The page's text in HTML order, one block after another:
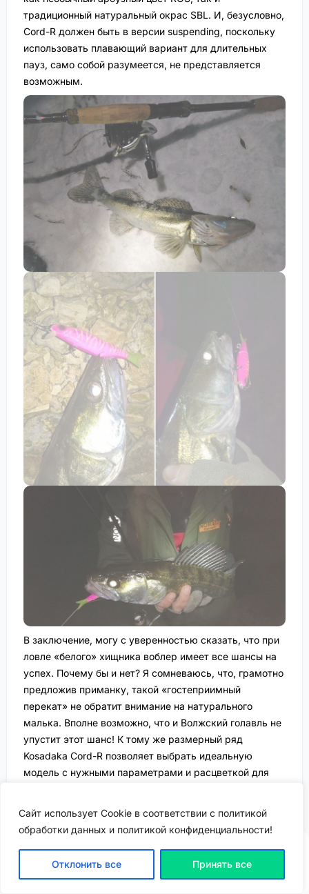
Сайт использует Cookie в соответствии с политикой
обработки данных и политикой конфиденциальности!
Отклонить все Принять все
традиционный натуральный окрас SBL. И, безусловно,
Cord-R должен быть в версии suspending, поскольку
использовать плавающий вариант для длительных
пауз, само собой разумеется, не представляется
возможным.
В заключение, могу с уверенностью сказать, что при
ловле «белого» хищника воблер имеет все шансы на
успех. Почему бы и нет? Я сомневаюсь, что, грамотно
предложив приманку, такой «гостеприимный
перекат» не обратит внимание на натурального
малька. Вполне возможно, что и Волжский голавль не
упустит этот шанс! К тому же размерный ряд
Kosadaka Cord-R позволяет выбрать идеальную
модель с нужными параметрами и расцветкой для
правильно подобранного места и соответствующих
подводных снастей. Уверен, что один-два варианта в
опыт зимнего спиннинга, уговорить даже самого
ВХОД | РЕГИСТРАЦИЯ